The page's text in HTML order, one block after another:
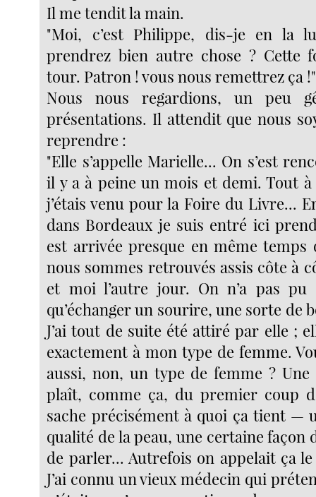
Il me tendit la main.
"Moi, c’est Philippe, dis-je en la
prendrez bien autre chose ? Cette
tour. Patron ! vous nous remettrez ça !"
Nous nous regardions, un peu
présentations. Il attendit que nous
reprendre :
"Elle s’appelle Marielle... On s’est
il y a à peine un mois et demi. Tout
j’étais venu pour la Foire du Livre...
dans Bordeaux je suis entré ici
est arrivée presque en même temps
nous sommes retrouvés assis côte à
et moi l’autre jour. On n’a pas pu
qu’échanger un sourire, une sorte de
J’ai tout de suite été attiré par elle ;
exactement à mon type de femme.
aussi, non, un type de femme ?
plaît, comme ça, du premier coup
sache précisément à quoi ça tient —
qualité de la peau, une certaine façon
de parler... Autrefois on appelait ça
J’ai connu un vieux médecin qui